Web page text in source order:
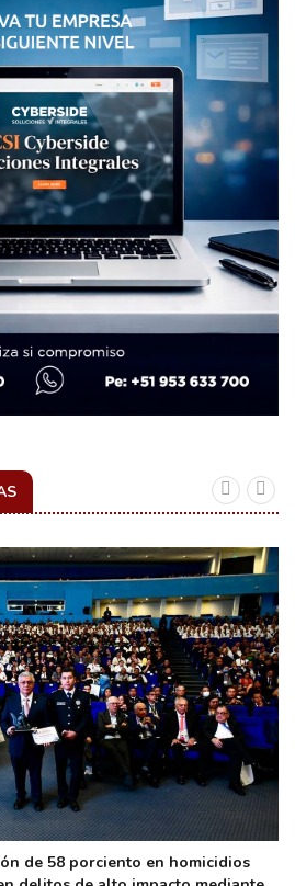
de 58 porciento en homicidios